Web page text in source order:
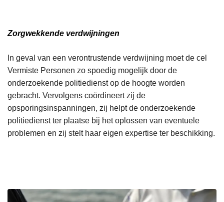
Zorgwekkende verdwijningen
In geval van een verontrustende verdwijning moet de cel
Vermiste Personen zo spoedig mogelijk door de
onderzoekende politiedienst op de hoogte worden
gebracht. Vervolgens coördineert zij de
opsporingsinspanningen, zij helpt de onderzoekende
politiedienst ter plaatse bij het oplossen van eventuele
problemen en zij stelt haar eigen expertise ter beschikking.